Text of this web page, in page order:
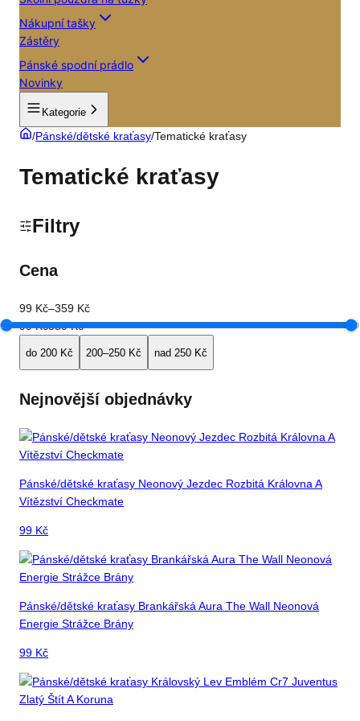
Nákupní tašky
Zástěry
Pánské spodní prádlo
Novinky
Kategorie
/Pánské/dětské kraťasy/Tematické kraťasy
Tematické kraťasy
Filtry
Cena
99 Kč–359 Kč
99 Kč359 Kč
do 200 Kč 200–250 Kč nad 250 Kč
Nejnovější objednávky
Pánské/dětské kraťasy Neonový Jezdec Rozbitá Královna A
Vítězství Checkmate
99 Kč
Pánské/dětské kraťasy Brankářská Aura The Wall Neonová
Energie Strážce Brány
99 Kč